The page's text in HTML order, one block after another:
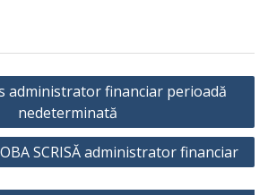
administrator financiar perioadă
nedeterminată
SCRISĂ administrator financiar